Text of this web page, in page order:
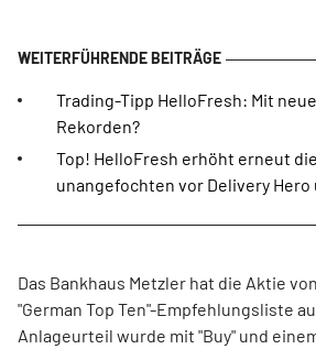
Trading-Tipp HelloFresh: Mit
Rekorden?
Top! HelloFresh erhöht erneut
unangefochten vor Delivery Hero
Das Bankhaus Metzler hat die Aktie
"German Top Ten"-Empfehlungsliste
Anlageurteil wurde mit "Buy" und